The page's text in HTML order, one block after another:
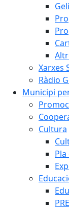
Xarxes
Ràdio
Municipi
Cultura